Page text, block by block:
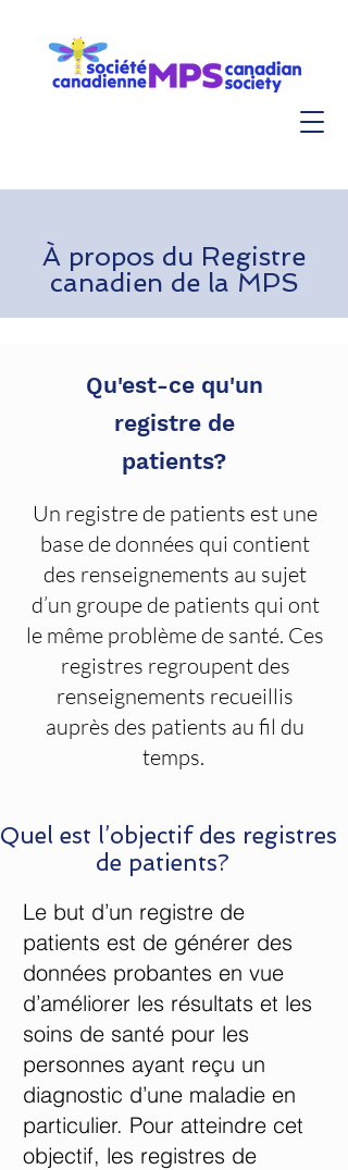
À propos du Registre
canadien de la MPS
Qu'est-ce qu'un
registre de
patients?
Un registre de patients est une
base de données qui contient
des renseignements au sujet
d’un groupe de patients qui ont
le même problème de santé. Ces
registres regroupent des
renseignements recueillis
auprès des patients au fil du
temps.
Quel est l’objectif des registres
de patients?
Le but d’un registre de
patients est de générer des
données probantes en vue
d’améliorer les résultats et les
soins de santé pour les
personnes ayant reçu un
diagnostic d’une maladie en
particulier. Pour atteindre cet
objectif, les registres de